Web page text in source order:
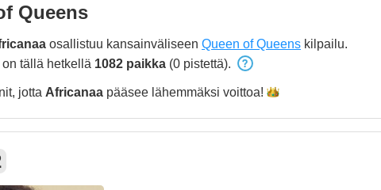
Queens
osallistuu kansainväliseen Queen of Queens kilpailu.
on tällä hetkellä 1082 paikka (0 pistettä).
jotta Africanaa pääsee lähemmäksi voittoa!